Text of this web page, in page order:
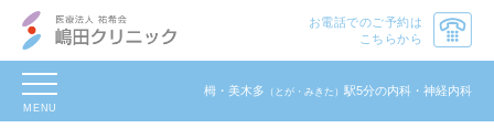
栂・美木多 （とが・みきた） 駅5分の内科・神経内科
お電話でのご予約は
こちらから
toggle
navigation